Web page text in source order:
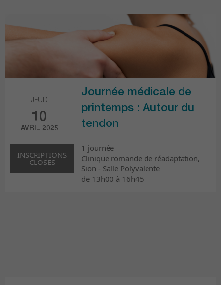
JEUDI
10
AVRIL 2025
INSCRIPTIONS
CLOSES
Journée médicale de
printemps : Autour du
tendon
1 journée
Clinique romande de réadaptation,
Sion - Salle Polyvalente
de 13h00 à 16h45